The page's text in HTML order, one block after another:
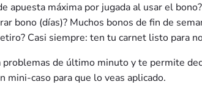
apuesta máxima por jugada al usar el
bono (días)? Muchos bonos de fin de
Casi siempre: ten tu carnet listo para
problemas de último minuto y te permite
mini-caso para que lo veas aplicado.